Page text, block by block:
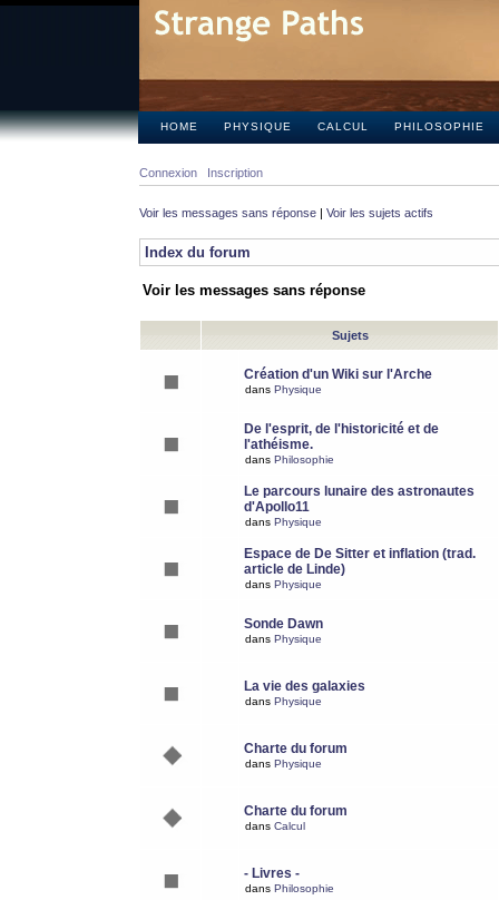
HOME PHYSIQUE CALCUL PHILOSOPHIE
Connexion Inscription
Voir les messages sans réponse | Voir les sujets actifs
Index du forum
Voir les messages sans réponse
Sujets
Création d'un Wiki sur l'Arche
dans Physique
De l'esprit, de l'historicité et de
l'athéisme.
dans Philosophie
Le parcours lunaire des astronautes
d'Apollo11
dans Physique
Espace de De Sitter et inflation (trad.
article de Linde)
dans Physique
Sonde Dawn
dans Physique
La vie des galaxies
dans Physique
Charte du forum
dans Physique
Charte du forum
dans Calcul
- Livres -
dans Philosophie